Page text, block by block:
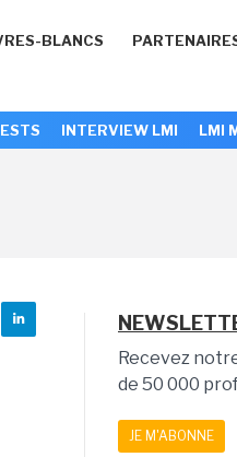
BLANCS
INTERVIEW LMI LMI
Recevez
de 50 000
JE M'ABONNE